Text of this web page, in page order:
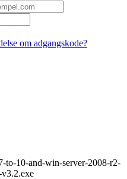
om adgangskode?
to-10-and-win-server-2008-r2-